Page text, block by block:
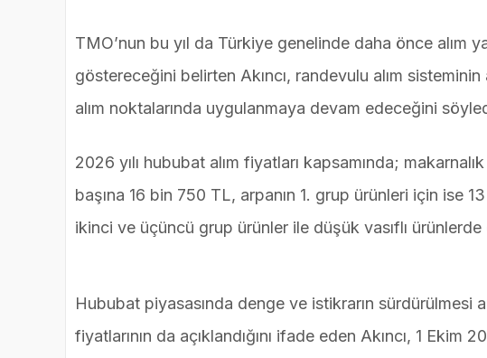
TMO’nun bu yıl da Türkiye genelinde daha önce alım
göstereceğini belirten Akıncı, randevulu alım
alım noktalarında uygulanmaya devam edeceğini
2026 yılı hububat alım fiyatları kapsamında;
başına 16 bin 750 TL, arpanın 1. grup ürünleri için ise
ikinci ve üçüncü grup ürünler ile düşük vasıflı
Hububat piyasasında denge ve istikrarın sürdürülmesi
fiyatlarının da açıklandığını ifade eden Akıncı, 1